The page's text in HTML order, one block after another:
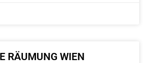
RÄUMUNG WIEN